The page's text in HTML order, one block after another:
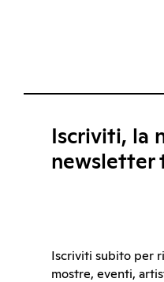
Iscriviti, la
newsletter
Iscriviti subito per
mostre, eventi,